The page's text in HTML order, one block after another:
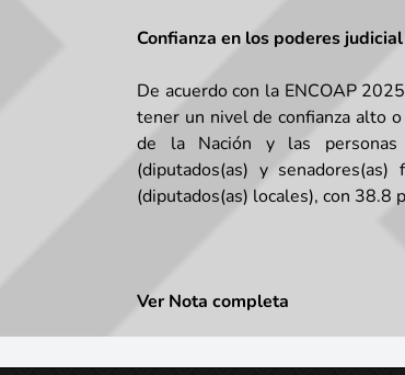
Confianza en los poderes
De acuerdo con la ENCOAP
tener un nivel de confianza alto
de la Nación y las personas
(diputados(as) y
(diputados(as) locales), con 38.8
Ver Nota completa